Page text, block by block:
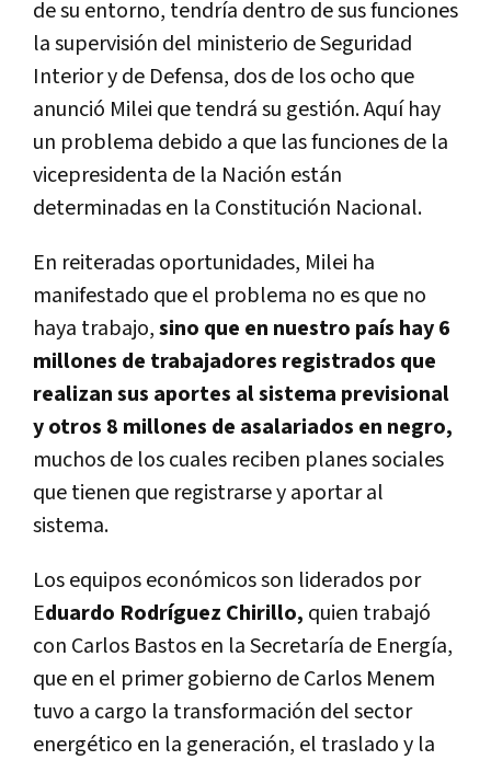
de su entorno, tendría dentro de sus funciones
la supervisión del ministerio de Seguridad
Interior y de Defensa, dos de los ocho que
anunció Milei que tendrá su gestión. Aquí hay
un problema debido a que las funciones de la
vicepresidenta de la Nación están
determinadas en la Constitución Nacional.
En reiteradas oportunidades, Milei ha
manifestado que el problema no es que no
haya trabajo,sino que en nuestro país hay 6
millones de trabajadores registrados que
realizan sus aportes al sistema previsional
y otros 8 millones de asalariados en negro,
muchos de los cuales reciben planes sociales
que tienen que registrarse y aportar al
sistema.
Los equipos económicos son liderados por
Eduardo Rodríguez Chirillo, quien trabajó
con Carlos Bastos en la Secretaría de Energía,
que en el primer gobierno de Carlos Menem
tuvo a cargo la transformación del sector
energético en la generación, el traslado y la